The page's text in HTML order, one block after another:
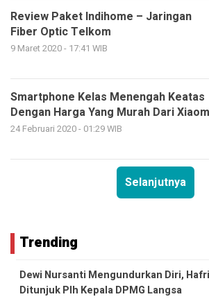
Review Paket Indihome – Jaringan
Fiber Optic Telkom
9 Maret 2020 - 17:41 WIB
Smartphone Kelas Menengah Keatas
Dengan Harga Yang Murah Dari
24 Februari 2020 - 01:29 WIB
Selanjutnya
Trending
Dewi Nursanti Mengundurkan Diri,
Ditunjuk Plh Kepala DPMG Langsa